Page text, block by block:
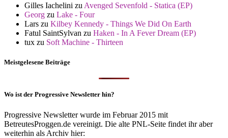
Gilles Iachelini zu Avenged Sevenfold - Statica (EP)
Georg zu Lake - Four
Lars zu Kilbey Kennedy - Things We Did On Earth
Fatul SaintSylvan zu Haken - In A Fever Dream (EP)
tux zu Soft Machine - Thirteen
Meistgelesene Beiträge
Wo ist der Progressive Newsletter hin?
Progressive Newsletter wurde im Februar 2015 mit
BetreutesProggen.de vereinigt. Die alte PNL-Seite findet ihr aber
weiterhin als Archiv hier: